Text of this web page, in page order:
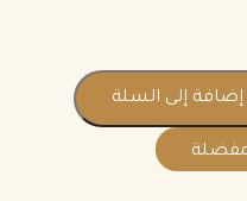
إضافة إلى السلة